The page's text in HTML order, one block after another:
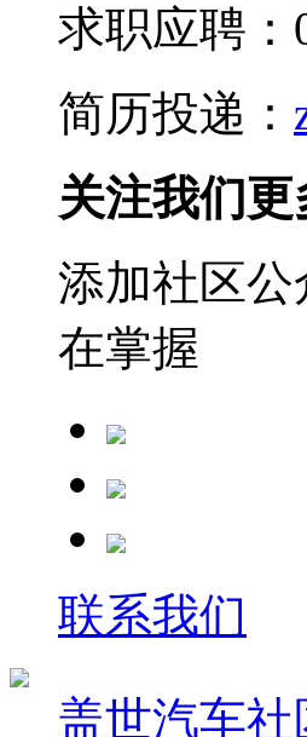
求职应聘：
简历投递：
关注我们
添加社区公
在掌握
联系我们
盖世汽车社